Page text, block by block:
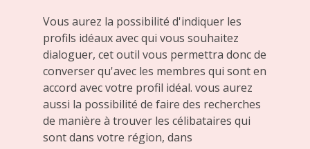
Vous aurez la possibilité d'indiquer les
profils idéaux avec qui vous souhaitez
dialoguer, cet outil vous permettra donc de
converser qu'avec les membres qui sont en
accord avec votre profil idéal. vous aurez
aussi la possibilité de faire des recherches
de manière à trouver les célibataires qui
sont dans votre région, dans